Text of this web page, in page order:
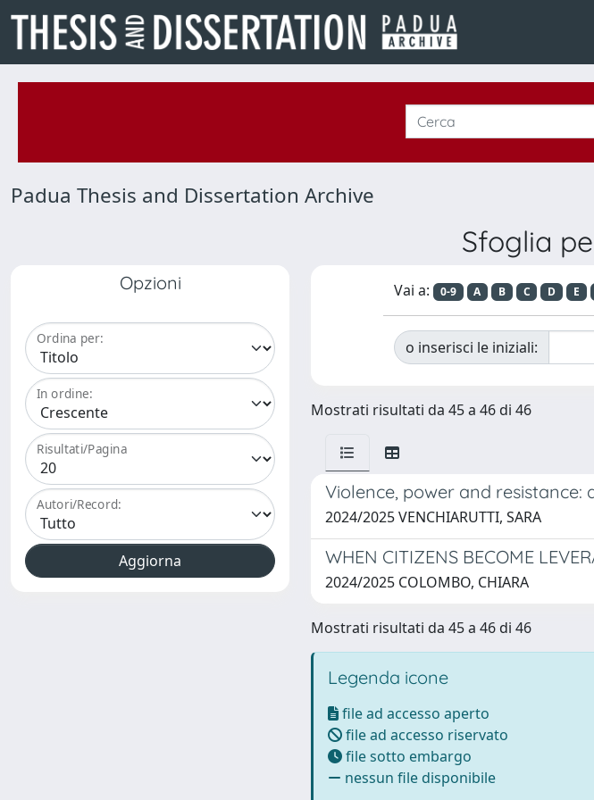
Padua Thesis and Dissertation Archive
Sfoglia
Opzioni
Ordina per:
In ordine:
Risultati/Pagina
Autori/Record:
Vai a: 0-9 A B C D E
o inserisci le iniziali:
Mostrati risultati da 45 a 46 di 46
Violence, power and
2024/2025 VENCHIARUTTI, SARA
WHEN CITIZENS BECOME
2024/2025 COLOMBO, CHIARA
Mostrati risultati da 45 a 46 di 46
Legenda icone
file ad accesso aperto
file ad accesso riservato
file sotto embargo
nessun file disponibile